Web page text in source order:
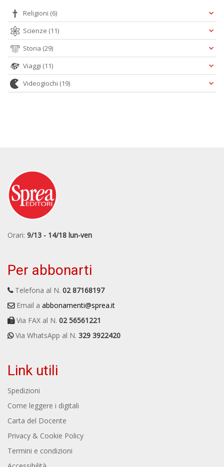
Religioni (6)
Scienze (11)
Storia (29)
Viaggi (11)
Videogiochi (19)
Orari: 9/13 - 14/18 lun-ven
Per abbonarti
Telefona al N. 02 87168197
Email a abbonamenti@sprea.it
Via FAX al N. 02 56561221
Via WhatsApp al N. 329 3922420
Link utili
Spedizioni
Come leggere i digitali
Carta del Docente
Privacy & Cookie Policy
Termini e condizioni